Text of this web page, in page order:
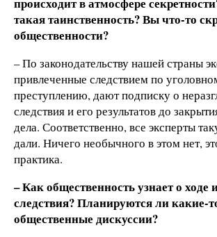
такая таинственность? Вы что-то
общественности?
– По законодательству нашей страны
привлеченные следствием по
преступлению, дают подписку о
следствия и его результатов до
дела. Соответственно, все эксперты
дали. Ничего необычного в этом нет,
практика.
– Как общественность узнает о ходе
следствия? Планируются ли какие-
общественные дискуссии?